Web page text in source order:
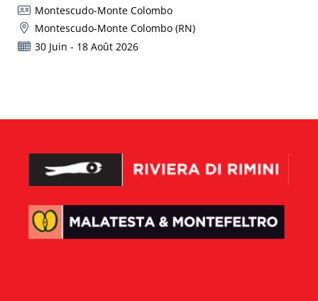
Montescudo-Monte Colombo
Montescudo-Monte Colombo (RN)
30 Juin - 18 Août 2026